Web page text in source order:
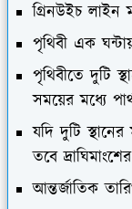
গ্রিনউইচ লাইন
পৃথিবী এক
পৃথিবীতে দুটি
সময়ের মধ্যে
যদি দুটি
তবে
আন্তর্জাতিক